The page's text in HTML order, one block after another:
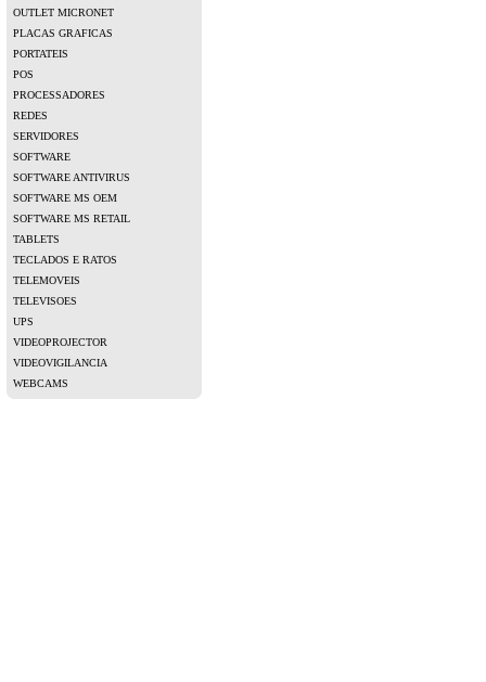
OUTLET MICRONET
PLACAS GRAFICAS
PORTATEIS
POS
PROCESSADORES
REDES
SERVIDORES
SOFTWARE
SOFTWARE ANTIVIRUS
SOFTWARE MS OEM
SOFTWARE MS RETAIL
TABLETS
TECLADOS E RATOS
TELEMOVEIS
TELEVISOES
UPS
VIDEOPROJECTOR
VIDEOVIGILANCIA
WEBCAMS